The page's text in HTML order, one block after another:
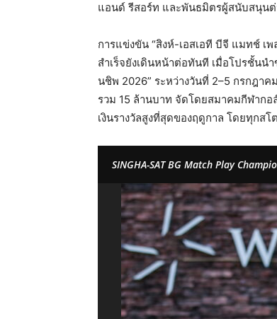
แอนด์ รีสอร์ท และพันธมิตรผู้สนับสนุนต่
การแข่งขัน “สิงห์-เอสเอที บีจี แมทช์
สำเร็จยังเดินหน้าต่อทันที เมื่อโปรชั้น
นชิพ 2026” ระหว่างวันที่ 2–5 กรกฎา
รวม 15 ล้านบาท จัดโดยสมาคมกีฬากอ
เงินรางวัลสูงที่สุดของฤดูกาล โดยทุกส
SINGHA-SAT BG Match Play